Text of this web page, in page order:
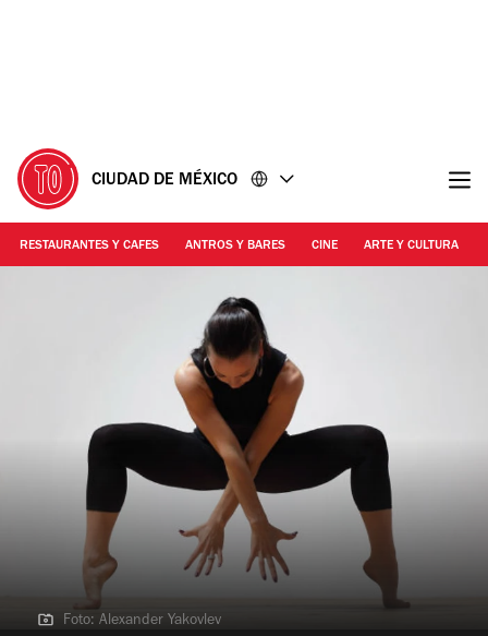
CIUDAD DE MÉXICO
RESTAURANTES Y CAFES ANTROS Y BARES CINE ARTE Y CULTURA
Foto: Alexander Yakovlev